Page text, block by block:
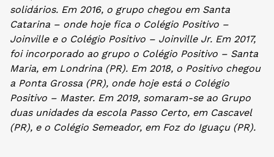
solidários. Em 2016, o grupo chegou em Santa
Catarina – onde hoje fica o Colégio Positivo –
Joinville e o Colégio Positivo – Joinville Jr. Em 2017,
foi incorporado ao grupo o Colégio Positivo – Santa
Maria, em Londrina (PR). Em 2018, o Positivo chegou
a Ponta Grossa (PR), onde hoje está o Colégio
Positivo – Master. Em 2019, somaram-se ao Grupo
duas unidades da escola Passo Certo, em Cascavel
(PR), e o Colégio Semeador, em Foz do Iguaçu (PR).